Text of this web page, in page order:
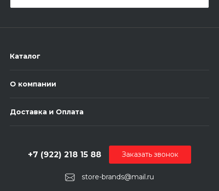
Каталог
О компании
Доставка и Оплата
store-brands@mail.ru
+7 (922) 218 15 88 Заказать звонок